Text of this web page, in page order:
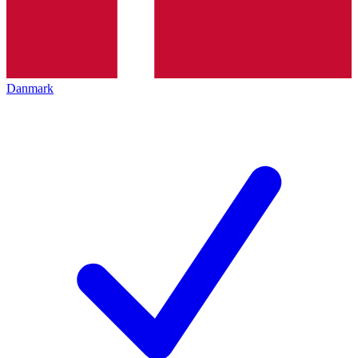
Danmark